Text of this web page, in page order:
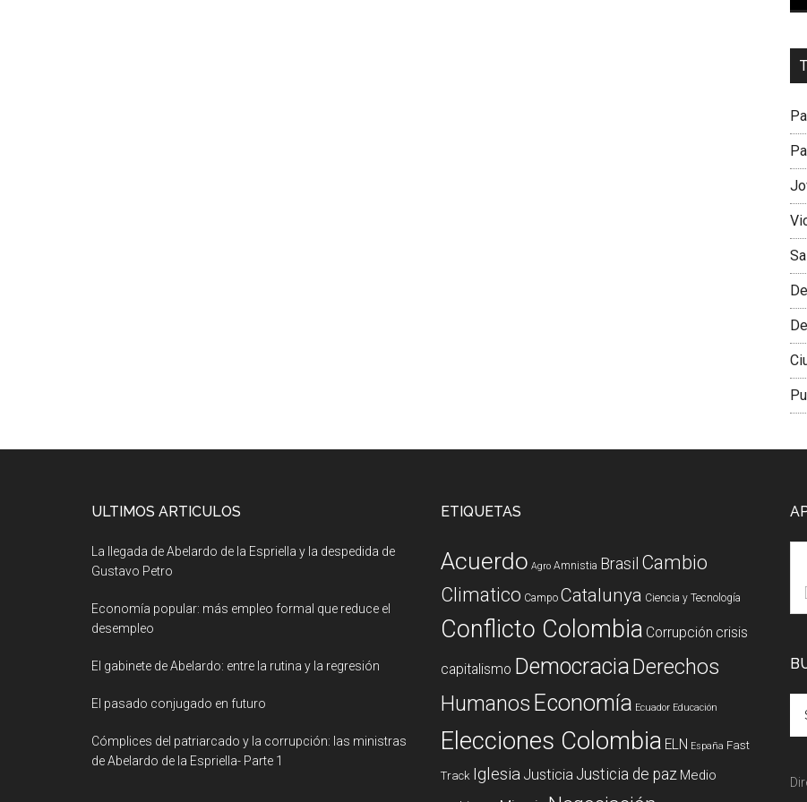
ULTIMOS ARTICULOS
La llegada de Abelardo de la Espriella y la despedida de
Gustavo Petro
Economía popular: más empleo formal que reduce el
desempleo
El gabinete de Abelardo: entre la rutina y la regresión
El pasado conjugado en futuro
Cómplices del patriarcado y la corrupción: las ministras
de Abelardo de la Espriella- Parte 1
ETIQUETAS
Acuerdo Agro Amnistia Brasil Cambio
Climatico Campo Catalunya Ciencia y Tecnología
Conflicto Colombia Corrupción crisis
capitalismo DemocraciaDerechos
Humanos Economía Ecuador Educación
Elecciones Colombia ELN España Fast
Track Iglesia Justicia Justicia de paz Medio